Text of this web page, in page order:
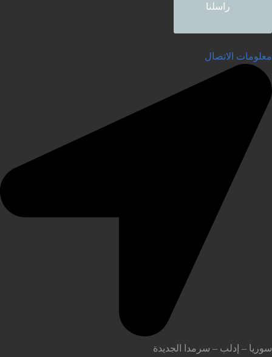
راسلنا
الاتصال
– إدلب – سرمدا الجديدة